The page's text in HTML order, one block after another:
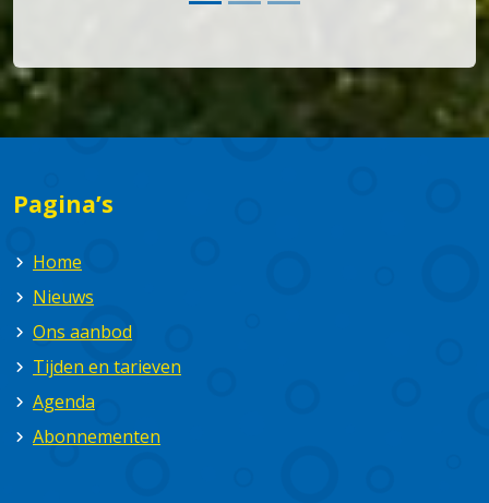
Pagina’s
Home
Nieuws
Ons aanbod
Tijden en tarieven
Agenda
Abonnementen